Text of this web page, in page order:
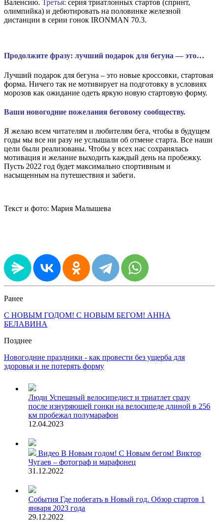
Валенсию. Третья: серия триатлонных стартов (спринт,
олимпийка) и дебютировать на половинке железной
дистанции в серии гонок IRONMAN 70.3.
Продолжите фразу: лучший подарок для бегуна — это…
Лучший подарок для бегуна – это новые кроссовки, стартовая
форма. Ничего так не мотивирует на подготовку в условиях
морозов как ожидание одеть яркую новую стартовую форму.
Ваши новогодние пожелания беговому сообществу.
Я желаю всем читателям и любителям бега, чтобы в будущем
годы мы все ни разу не услышали об отмене старта. Все наши
цели были реализованы. Чтобы у всех нас сохранялась
мотивация и желание выходить каждый день на пробежку.
Пусть 2022 год будет максимально спортивным и
насыщенным на путешествия и забеги.
Текст и фото: Мария Малышева
Ранее
С НОВЫМ ГОДОМ! С НОВЫМ БЕГОМ! АННА
БЕЛАВИНА
Позднее
Новогодние праздники - как провести без ущерба для
здоровья и не потерять форму
Люди Успешный велосипедист и триатлет сразу
после изнуряющей гонки на велосипеде длиной в 256
км пробежал полумарафон
12.04.2023
Видео В Новым годом! С Новым бегом! Виктор
Чугаев – фотограф и марафонец
31.12.2022
События Где побегать в Новый год. Обзор стартов 1
января 2023 года
29.12.2022